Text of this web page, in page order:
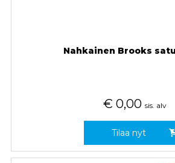
Nahkainen Brooks
€ 0,00 sis. alv
Tilaa nyt